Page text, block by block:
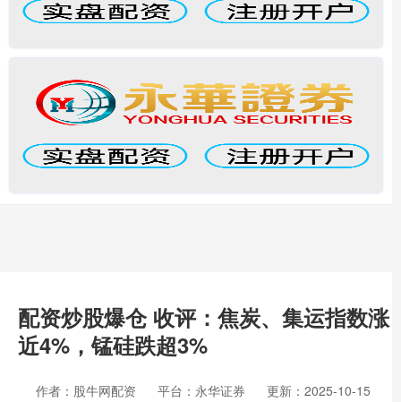
配资炒股爆仓 收评：焦炭、集运指数涨
近4%，锰硅跌超3%
作者：股牛网配资 平台：永华证券
更新：2025-10-15